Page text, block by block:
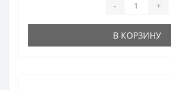
- +
В КОРЗИНУ